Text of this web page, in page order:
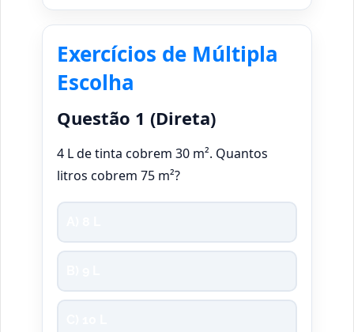
Exercícios de Múltipla
Escolha
Questão 1 (Direta)
4 L de tinta cobrem 30 m². Quantos
litros cobrem 75 m²?